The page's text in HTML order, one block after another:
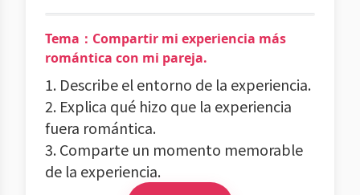
Tema：Compartir mi experiencia más
romántica con mi pareja.
1. Describe el entorno de la experiencia.
2. Explica qué hizo que la experiencia
fuera romántica.
3. Comparte un momento memorable
de la experiencia.